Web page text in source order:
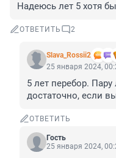
Надеюсь лет 5 хотя
ОТВЕТИТЬ 2
Slava_Rossii2
25 января 2024,
5 лет перебор.
достаточно, если
ОТВЕТИТЬ
Гость
25 января 2024,